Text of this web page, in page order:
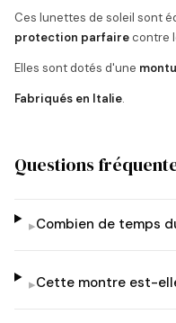
Ces lunettes de soleil sont
protection parfairecontre
Elles sont dotés d'une
Fabriqués en Italie.
Questions
▸Combien de temps
▸Cette montre est-